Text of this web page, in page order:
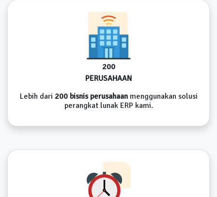
200
PERUSAHAAN
Lebih dari 200 bisnis perusahaanmenggunakan solusi
perangkat lunak ERP kami.